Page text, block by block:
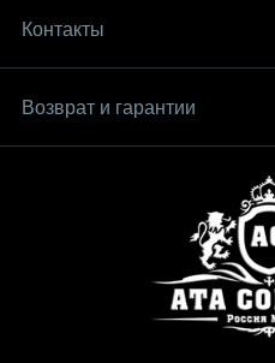
Контакты
Возврат и гарантии